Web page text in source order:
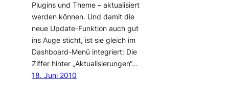
Plugins und Theme – aktualisiert
werden können. Und damit die
neue Update-Funktion auch gut
ins Auge sticht, ist sie gleich im
Dashboard-Menü integriert: Die
Ziffer hinter „Aktualisierungen“…
18. Juni 2010